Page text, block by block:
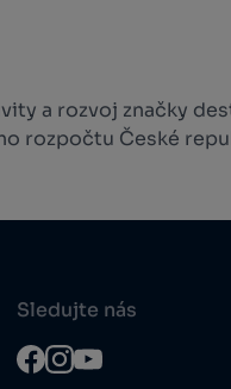
a rozvoj značky
rozpočtu České
Sledujte nás